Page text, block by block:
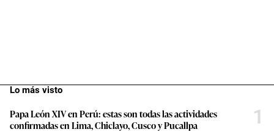
Lo más visto
Papa León XIV en Perú: estas son todas las actividades
confirmadas en Lima, Chiclayo, Cusco y Pucallpa
1